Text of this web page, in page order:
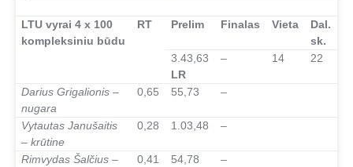
LTU vyrai 4 x 100
kompleksiniu būdu
RT Prelim Finalas Vieta
Dal.
sk.
3.43,63
LR
– 14 22
Darius Grigalionis –
nugara
0,65 55,73 –
Vytautas Janušaitis
– krūtine
0,28 1.03,48 –
Rimvydas Šalčius –
0,41 54,78 –